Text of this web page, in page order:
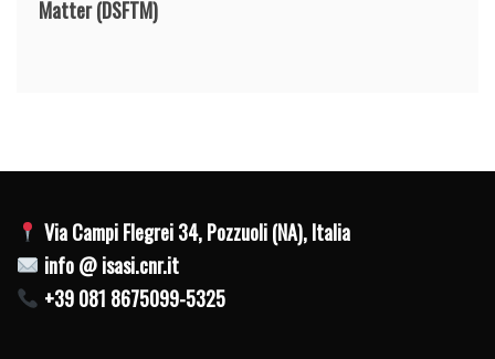
Matter(DSFTM)
Via Campi Flegrei 34, Pozzuoli (NA), Italia
info @ isasi.cnr.it
+39 081 8675099-5325